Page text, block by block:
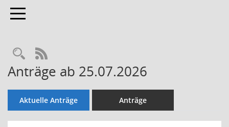
Toggle navigation
Rechercheauswahl
RSS-Feed
Anträge ab 25.07.2026
Aktuelle Anträge Anträge